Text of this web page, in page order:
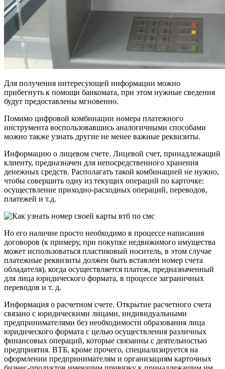
Для получения интересующей информации можно
прибегнуть к помощи банкомата, при этом нужные сведения
будут предоставлены мгновенно.
Помимо цифровой комбинации номера платежного
инструмента воспользовавшись аналогичными способами
можно также узнать другие не менее важные реквизиты.
Информацию о лицевом счете. Лицевой счет, принадлежащий
клиенту, предназначен для непосредственного хранения
денежных средств. Располагать такой комбинацией не нужно,
чтобы совершить одну из текущих операций по карточке:
осуществление приходно-расходных операций, переводов,
платежей и т.д.
Но его наличие просто необходимо в процессе написания
договоров (к примеру, при покупке недвижимого имущества
может использоваться пластиковый носитель, в этом случае
платежные реквизиты должен быть вставлен номер счета
обладателя), когда осуществляется платеж, предназначенный
для лица юридического формата, в процессе заграничных
переводов и т. д.
Информация о расчетном счете. Открытие расчетного счета
связано с юридическими лицами, индивидуальными
предпринимателями без необходимости образования лица
юридического формата с целью осуществления различных
финансовых операций, которые связанны с деятельностью
предприятия. ВТБ, кроме прочего, специализируется на
оформлении предпринимателям и организациям карточных